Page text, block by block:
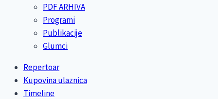
PDF ARHIVA
Programi
Publikacije
Glumci
Repertoar
Kupovina ulaznica
Timeline